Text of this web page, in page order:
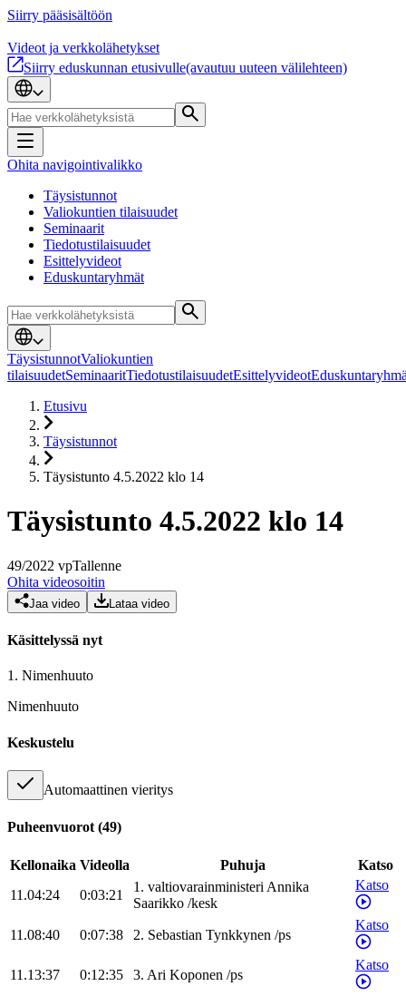
Siirry pääsisältöön
Videot ja verkkolähetykset
Siirry eduskunnan etusivulle(avautuu uuteen välilehteen)
Ohita navigointivalikko
Täysistunnot
Valiokuntien tilaisuudet
Seminaarit
Tiedotustilaisuudet
Esittelyvideot
Eduskuntaryhmät
TäysistunnotValiokuntien
tilaisuudetSeminaaritTiedotustilaisuudetEsittelyvideot
Etusivu
Täysistunnot
Täysistunto 4.5.2022 klo 14
Täysistunto 4.5.2022 klo 14
49/2022 vpTallenne
Ohita videosoitin
Jaa video Lataa video
Käsittelyssä nyt
1. Nimenhuuto
Nimenhuuto
Keskustelu
Automaattinen vieritys
Puheenvuorot (49)
Kellonaika Videolla Puhuja
Katso
11.04:24
0:03:21
1. valtiovarainministeriAnnika
Saarikko /kesk
Katso
11.08:40 0:07:38 2. Sebastian Tynkkynen /ps
Katso
11.13:37 0:12:35 3. Ari Koponen /ps
Katso